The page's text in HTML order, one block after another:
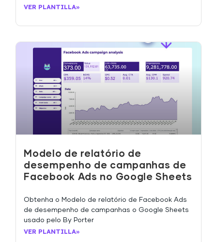
VER PLANTILLA»
Modelo de relatório de
desempenho de campanhas de
Facebook Ads no Google Sheets
Obtenha o Modelo de relatório de Facebook Ads
de desempenho de campanhas o Google Sheets
usado pelo By Porter
VER PLANTILLA»